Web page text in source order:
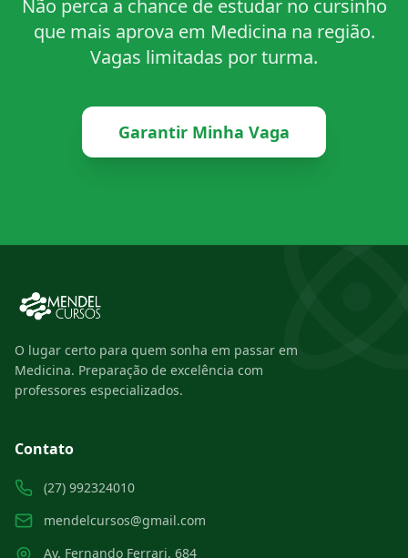
Não perca a chance de estudar no cursinho
que mais aprova em Medicina na região.
Vagas limitadas por turma.
Garantir Minha Vaga
O lugar certo para quem sonha em passar em
Medicina. Preparação de excelência com
professores especializados.
Contato
(27) 992324010
mendelcursos@gmail.com
Av. Fernando Ferrari, 684